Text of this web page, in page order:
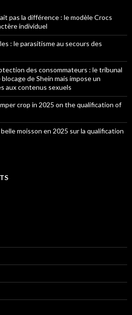
pas la différence : le modèle Crocs
individuel
: le parasitisme au secours des
des consommateurs : le tribunal
de Shein mais impose un
aux contenus sexuels
crop in 2025 on the qualification of
moisson en 2025 sur la qualification